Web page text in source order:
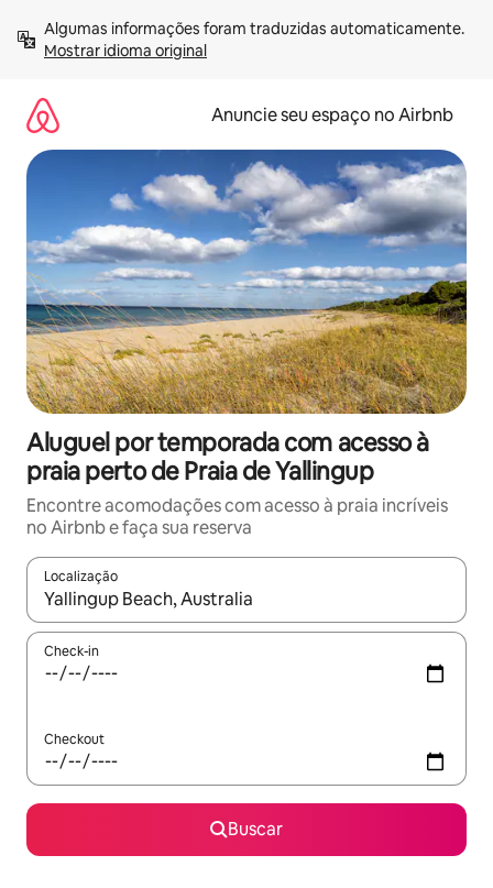
para
Mostrar idioma original
Anuncie seu espaço no Airbnb
Aluguel por temporada com acesso à
praia perto de Praia de Yallingup
Encontre acomodações com acesso à praia incríveis
no Airbnb e faça sua reserva
Localização
Quando os resultados estiverem disponíveis, explore-os
Check-in
Checkout
Buscar